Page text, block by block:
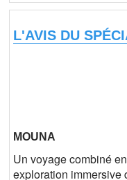
L'AVIS DU
MOUNA
Un voyage combiné
exploration immersive